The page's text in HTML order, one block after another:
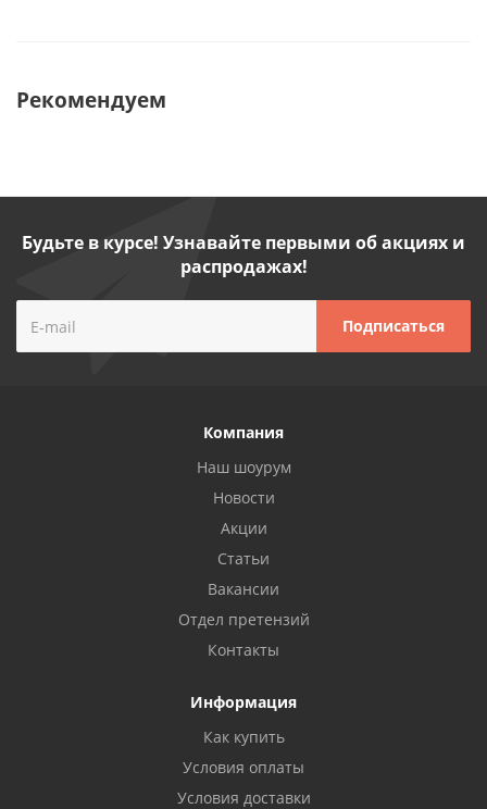
Рекомендуем
Будьте в курсе! Узнавайте первыми об акциях и
распродажах!
Компания
Наш шоурум
Новости
Акции
Статьи
Вакансии
Отдел претензий
Контакты
Информация
Как купить
Условия оплаты
Условия доставки